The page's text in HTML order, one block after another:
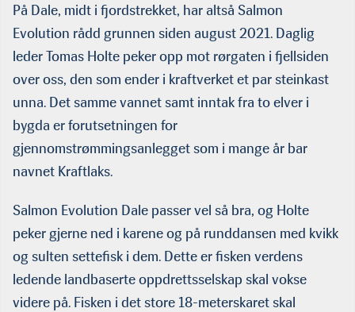
På Dale, midt i fjordstrekket, har altså Salmon
Evolution rådd grunnen siden august 2021. Daglig
leder Tomas Holte peker opp mot rørgaten i fjellsiden
over oss, den som ender i kraftverket et par steinkast
unna. Det samme vannet samt inntak fra to elver i
bygda er forutsetningen for
gjennomstrømmingsanlegget som i mange år bar
navnet Kraftlaks.
Salmon Evolution Dale passer vel så bra, og Holte
peker gjerne ned i karene og på runddansen med kvikk
og sulten settefisk i dem. Dette er fisken verdens
ledende landbaserte oppdrettsselskap skal vokse
videre på. Fisken i det store 18-meterskaret skal